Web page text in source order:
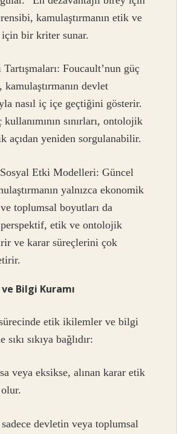
kamulaştırmanın etik ve
bir kriter sunar.
Foucault’nun güç
devlet
nasıl iç içe geçtiğini gösterir.
sınırları, ontolojik
açıdan yeniden sorgulanabilir.
Etki Modelleri: Güncel
yalnızca ekonomik
toplumsal boyutları da
perspektif, etik ve ontolojik
ve karar süreçlerini çok
Bilgi Kuramı
etik ikilemler ve bilgi
sıkıya bağlıdır:
veya eksikse, alınan karar etik
devletin veya toplumsal